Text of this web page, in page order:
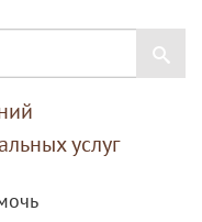
услуг